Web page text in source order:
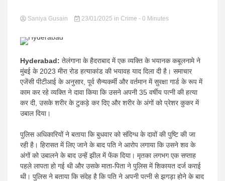
Saniya Gusain 23/01/2025 in Crime - 0 Minutes
Hyderabad: तेलंगाना के हैदराबाद में एक व्यक्ति के भयानक कबूलनामे ने
मुंबई के 2023 मीरा रोड हत्याकांड की भयावह याद दिला दी है। समाचार
एजेंसी पीटीआई के अनुसार, पूर्व सैन्यकर्मी और वर्तमान में सुरक्षा गार्ड के रूप में
काम कर रहे व्यक्ति ने दावा किया कि उसने अपनी 35 वर्षीय पत्नी की हत्या
कर दी, उसके शरीर के टुकड़े कर दिए और शरीर के अंगों को प्रेशर कुकर में
उबाल दिया।
पुलिस अधिकारियों ने बताया कि बुधवार को संदिग्ध के दावों की पुष्टि की जा
रही है। हिरासत में लिए जाने के बाद पति ने आरोप लगाया कि उसने शव के
अंगों को उबालने के बाद उन्हें झील में फेंक दिया। मृतका लगभग एक सप्ताह
पहले लापता हो गई थी और उसके माता-पिता ने पुलिस में शिकायत दर्ज कराई
थी। पुलिस ने बताया कि संदेह है कि पति ने अपनी पत्नी से झगड़ा होने के बाद